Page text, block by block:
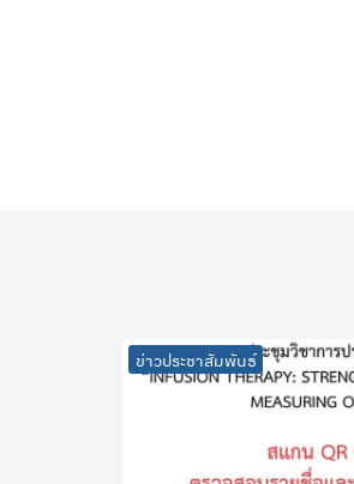
ข่าวประชาสัมพันธ์